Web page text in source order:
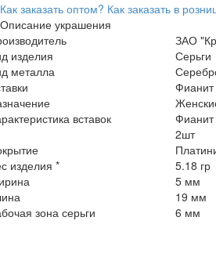
Как заказать оптом? Как заказать в
Описание украшения
ЗАО
изделия
Серьги
металла
Фианит
вставок
Фианит
2шт
изделия *
5.18 гр
5 мм
19 мм
зона серьги
6 мм